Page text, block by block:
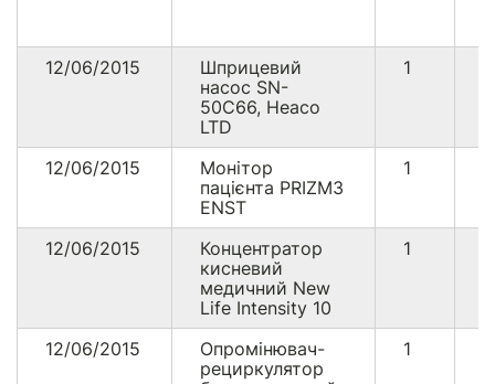
12/06/2015
Шприцевий
насос SN-
50C66, Heaco
LTD
1
12/06/2015
Монітор
пацієнта PRIZM3
ENST
1
12/06/2015
Концентратор
кисневий
медичний New
Life Intensity 10
1
12/06/2015
Опромінювач-
рециркулятор
1